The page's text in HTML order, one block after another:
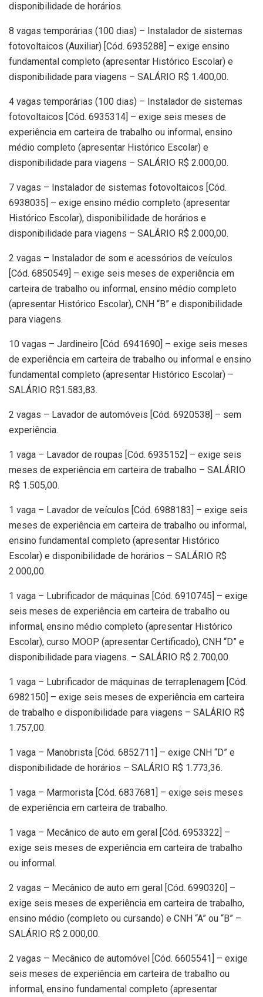
disponibilidade de horários.
8 vagas temporárias (100 dias) – Instalador de sistemas
fotovoltaicos (Auxiliar) [Cód. 6935288] – exige ensino
fundamental completo (apresentar Histórico Escolar) e
disponibilidade para viagens – SALÁRIO R$ 1.400,00.
4 vagas temporárias (100 dias) – Instalador de sistemas
fotovoltaicos [Cód. 6935314] – exige seis meses de
experiência em carteira de trabalho ou informal, ensino
médio completo (apresentar Histórico Escolar) e
disponibilidade para viagens – SALÁRIO R$ 2.000,00.
7 vagas – Instalador de sistemas fotovoltaicos [Cód.
6938035] – exige ensino médio completo (apresentar
Histórico Escolar), disponibilidade de horários e
disponibilidade para viagens – SALÁRIO R$ 2.000,00.
2 vagas – Instalador de som e acessórios de veículos
[Cód. 6850549] – exige seis meses de experiência em
carteira de trabalho ou informal, ensino médio completo
(apresentar Histórico Escolar), CNH “B” e disponibilidade
para viagens.
10 vagas – Jardineiro [Cód. 6941690] – exige seis meses
de experiência em carteira de trabalho ou informal e ensino
fundamental completo (apresentar Histórico Escolar) –
SALÁRIO R$1.583,83.
2 vagas – Lavador de automóveis [Cód. 6920538] – sem
experiência.
1 vaga – Lavador de roupas [Cód. 6935152] – exige seis
meses de experiência em carteira de trabalho – SALÁRIO
R$ 1.505,00.
1 vaga – Lavador de veículos [Cód. 6988183] – exige seis
meses de experiência em carteira de trabalho ou informal,
ensino fundamental completo (apresentar Histórico
Escolar) e disponibilidade de horários – SALÁRIO R$
2.000,00.
1 vaga – Lubrificador de máquinas [Cód. 6910745] – exige
seis meses de experiência em carteira de trabalho ou
informal, ensino médio completo (apresentar Histórico
Escolar), curso MOOP (apresentar Certificado), CNH “D” e
disponibilidade para viagens. – SALÁRIO R$ 2.700,00.
1 vaga – Lubrificador de máquinas de terraplenagem [Cód.
6982150] – exige seis meses de experiência em carteira
de trabalho e disponibilidade para viagens – SALÁRIO R$
1.757,00.
1 vaga – Manobrista [Cód. 6852711] – exige CNH “D” e
disponibilidade de horários – SALÁRIO R$ 1.773,36.
1 vaga – Marmorista [Cód. 6837681] – exige seis meses
de experiência em carteira de trabalho.
1 vaga – Mecânico de auto em geral [Cód. 6953322] –
exige seis meses de experiência em carteira de trabalho
ou informal.
2 vagas – Mecânico de auto em geral [Cód. 6990320] –
exige seis meses de experiência em carteira de trabalho,
ensino médio (completo ou cursando) e CNH “A” ou “B” –
SALÁRIO R$ 2.000,00.
2 vagas – Mecânico de automóvel [Cód. 6605541] – exige
seis meses de experiência em carteira de trabalho ou
informal, ensino fundamental completo (apresentar